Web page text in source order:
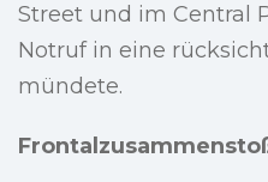
Street und im Central
Notruf in eine
mündete.